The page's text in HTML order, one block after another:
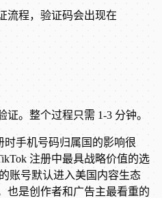
流程，验证码会出现在
。整个过程只需 1-3 分钟。
时手机号码归属国的影响很
注册中最具战略价值的选
账号默认进入美国内容生态
是创作者和广告主最看重的